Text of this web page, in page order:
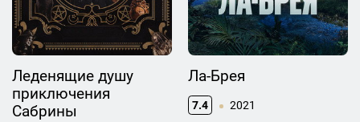
Леденящие душу
приключения
Сабрины
Ла-Брея
7.4 2021